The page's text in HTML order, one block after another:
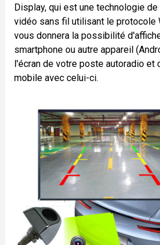
Display, qui est une technologie
vidéo sans fil utilisant le protocole
vous donnera la possibilité
smartphone ou autre appareil
l'écran de votre poste autoradio et
mobile avec celui-ci.